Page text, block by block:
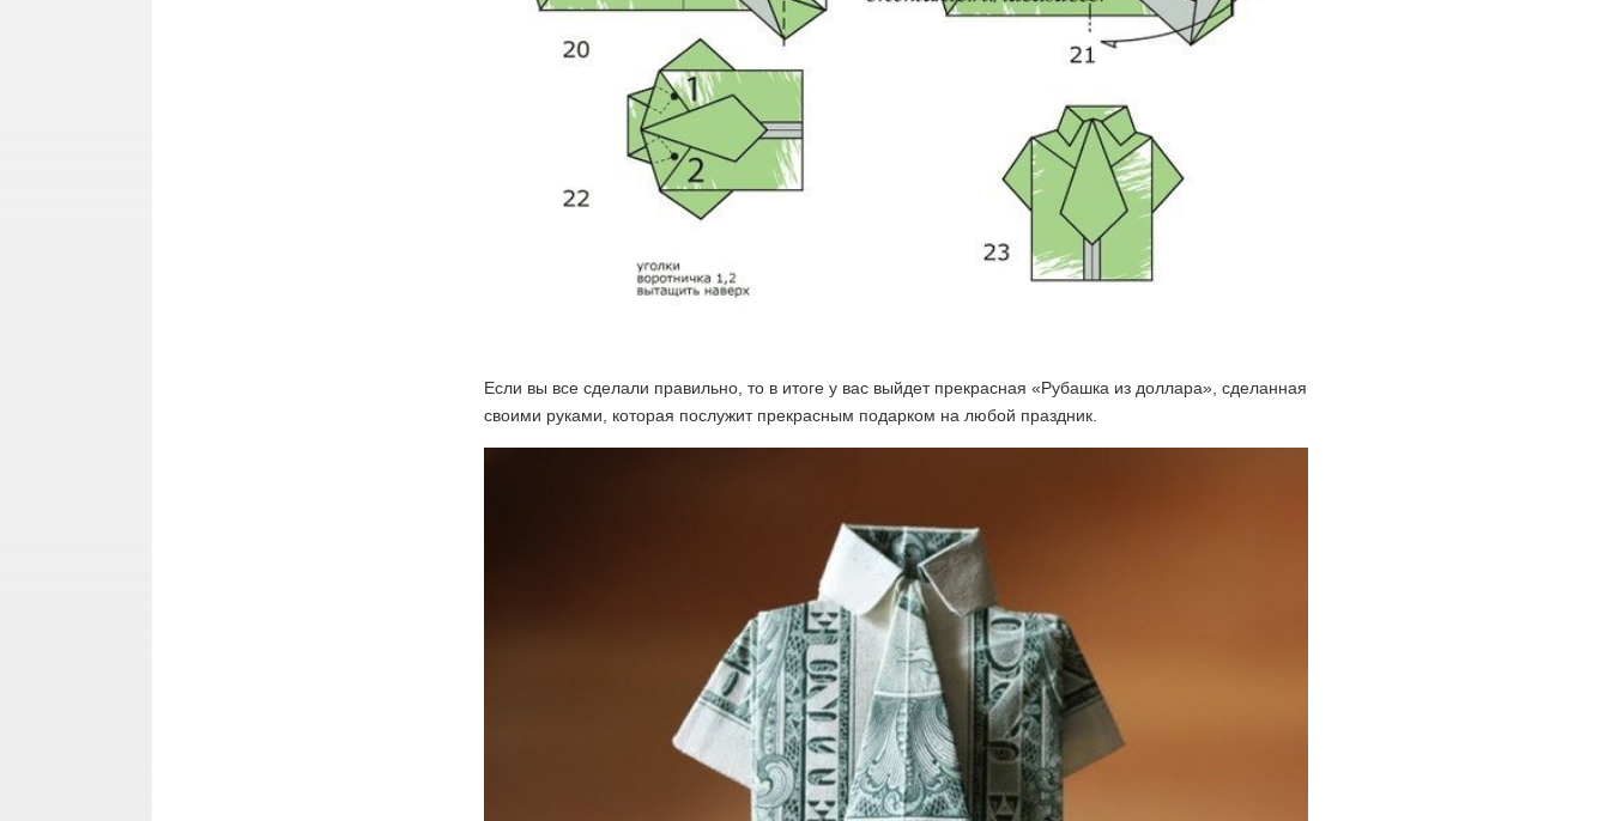
Если вы все сделали правильно, то в итоге у вас выйдет прекрасная «Рубашка из доллара», сделанная
своими руками, которая послужит прекрасным подарком на любой праздник.